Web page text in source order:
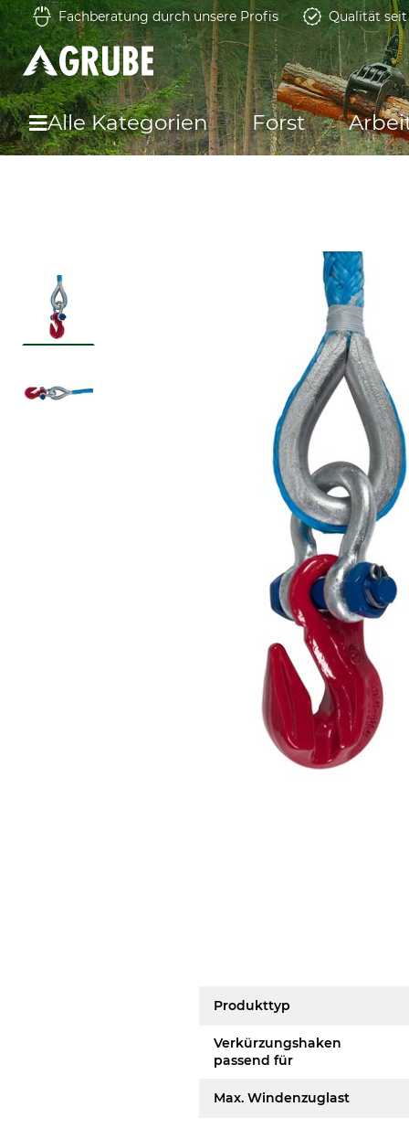
Fachberatung durch unsere Profis Qualität
Alle Kategorien Forst
Produkttyp
Verkürzungshaken
passend für
Max. Windenzuglast